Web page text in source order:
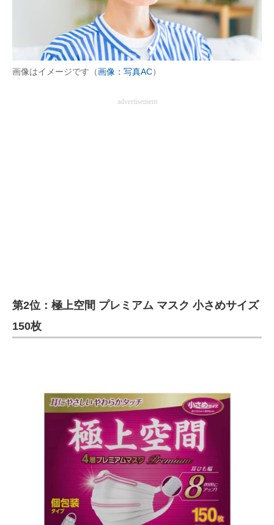
画像はイメージです（画像：写真AC）
advertisement
第2位：極上空間 プレミアム マスク 小さめサイズ
150枚